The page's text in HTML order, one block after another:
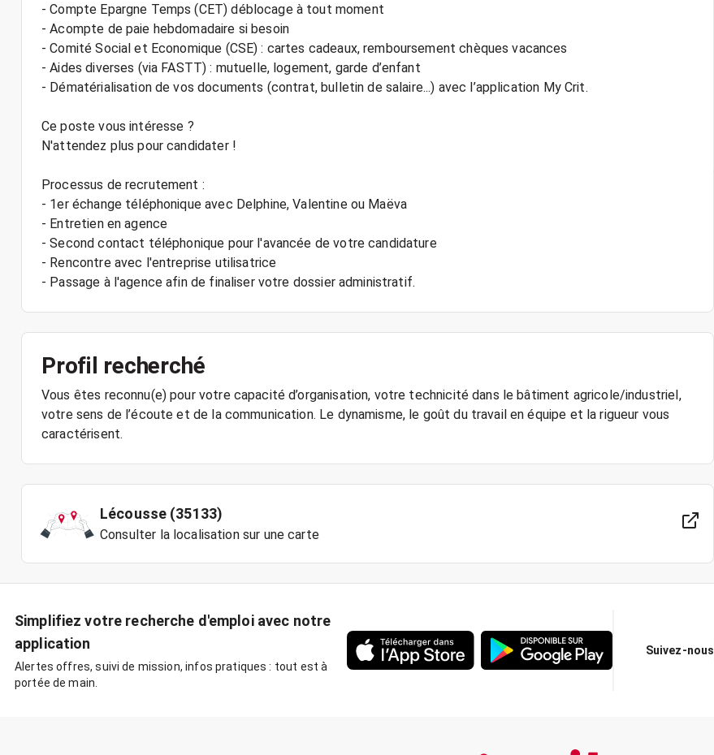
- Compte Epargne Temps (CET) déblocage à tout moment
- Acompte de paie hebdomadaire si besoin
- Comité Social et Economique (CSE) : cartes cadeaux, remboursement chèques vacances
- Aides diverses (via FASTT) : mutuelle, logement, garde d’enfant
- Dématérialisation de vos documents (contrat, bulletin de salaire...) avec l’application My Crit.
Ce poste vous intéresse ?
N'attendez plus pour candidater !
Processus de recrutement :
- 1er échange téléphonique avec Delphine, Valentine ou Maëva
- Entretien en agence
- Second contact téléphonique pour l'avancée de votre candidature
- Rencontre avec l'entreprise utilisatrice
Profil recherché
Vous êtes reconnu(e) pour votre capacité d’organisation, votre technicité dans le bâtiment agricole/industriel,
votre sens de l’écoute et de la communication. Le dynamisme, le goût du travail en équipe et la rigueur vous
caractérisent.
Lécousse (35133)
Consulter la localisation sur une carte
Simplifiez votre recherche d'emploi avec notre
application
Alertes offres, suivi de mission, infos pratiques : tout est à
portée de main.
Suivez-nous